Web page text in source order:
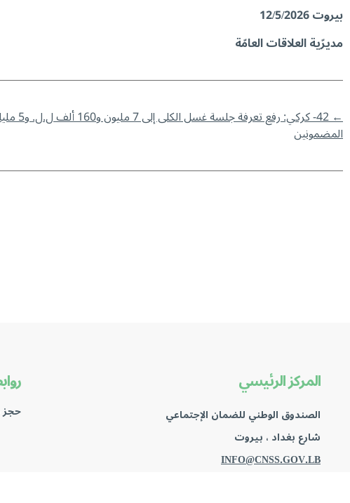
بيروت 12/5/2026
مديرّية العلاقات العامّة
←42- كركي: رفع تعرفة جلسة غسل الكلى إلى 7 مليون و160 ألف ل.ل. و5 مليار و300 مليون ل.ل. للمضمونين الاختياريين
المضمونين
المركز الرئيسي
الصندوق الوطني للضمان الإجتماعي
شارع بغداد ، بيروت
INFO@CNSS.GOV.LB
حجز